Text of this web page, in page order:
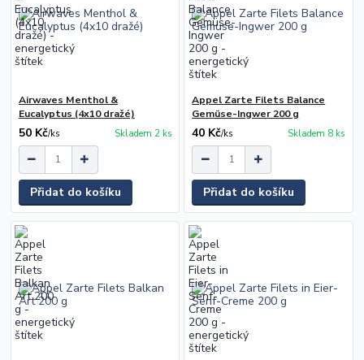
Airwaves Menthol &
Eucalyptus (4x10 dražé)
50 Kč/ks Skladem 2 ks
Přidat do košíku
Appel Zarte Filets Balance
Gemüse-Ingwer 200 g
40 Kč/ks Skladem 8 ks
Přidat do košíku